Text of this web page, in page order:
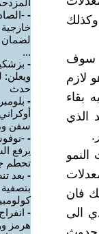
العمر المتوقع Life expectancy وحالات التعمير أو طول العمر Longevity وكذلك
سوف
لازم
بقاء
الذي
فان
الى
-
-
لضمان
...
-
ويعلن:
حدث
-
سفن
-
-
يرفع
تحطم
- بعد
-
هرمز